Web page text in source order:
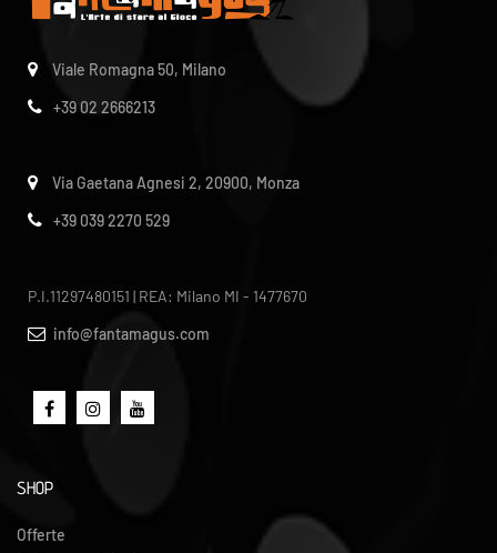
Viale Romagna 50, Milano
+39 02 2666213
Via Gaetana Agnesi 2, 20900, Monza
+39 039 2270 529
P.I.11297480151 | REA: Milano MI - 1477670
info@fantamagus.com
SHOP
Offerte